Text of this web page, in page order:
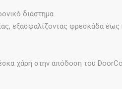
διάστημα.
εξασφαλίζοντας φρεσκάδα έως
χάρη στην απόδοση του